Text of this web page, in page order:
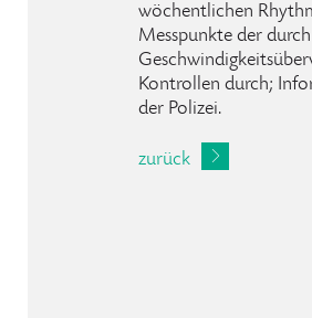
wöchentlichen
Messpunkte der
Kontrollen durch;
der Polizei.
zurück